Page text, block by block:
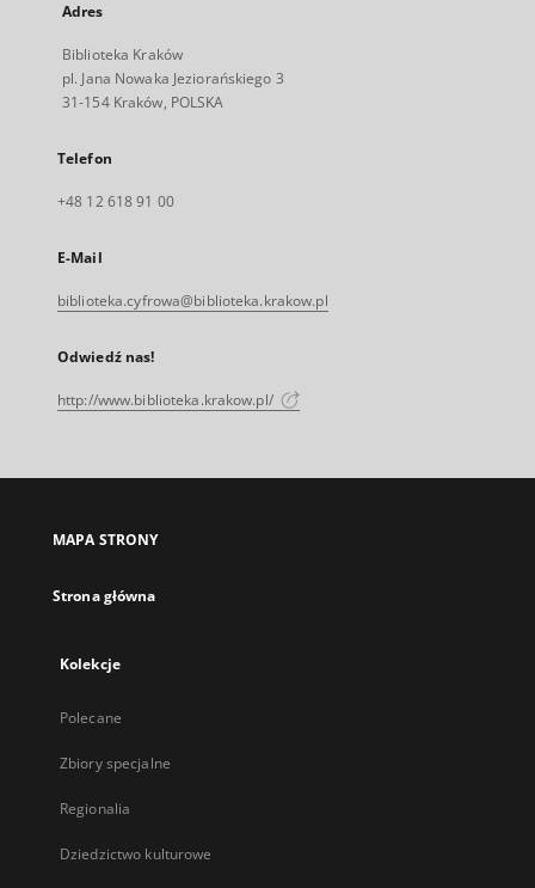
Adres
Biblioteka Kraków
pl. Jana Nowaka Jeziorańskiego 3
31-154 Kraków, POLSKA
Telefon
+48 12 618 91 00
E-Mail
biblioteka.cyfrowa@biblioteka.krakow.pl
Odwiedź nas!
http://www.biblioteka.krakow.pl/
MAPA STRONY
Strona główna
Kolekcje
Polecane
Zbiory specjalne
Regionalia
Dziedzictwo kulturowe